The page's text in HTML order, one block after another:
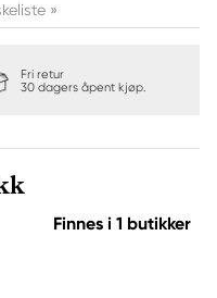
»
Fri retur
30 dagers åpent kjøp.
Finnes i 1 butikker